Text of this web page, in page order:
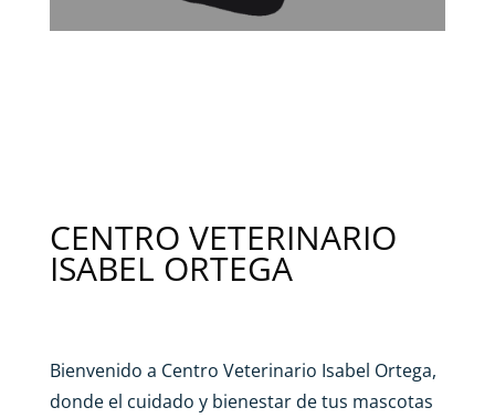
CENTRO VETERINARIO
ISABEL ORTEGA
Bienvenido a Centro Veterinario Isabel Ortega,
donde el cuidado y bienestar de tus mascotas